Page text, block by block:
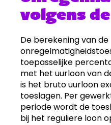
volgens
De berekening van de
toepasselijke
met het uurloon van
is het bruto uurloon
toeslagen. Per
periode wordt de
bij het reguliere loon